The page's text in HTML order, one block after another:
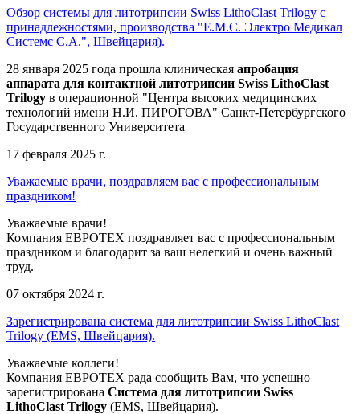
Обзор системы для литотрипсии Swiss LithoClast Trilogy с
принадлежностями, производства "Е.М.С. Электро Медикал
Системс С.А.", Швейцария).
28 января 2025 года прошла клиническая апробация
аппарата для контактной литотрипсии Swiss LithoClast
Trilogy в операционной "Центра высоких медицинских
технологий имени Н.И. ПИРОГОВА" Санкт-Петербургского
Государственного Университета
17 февраля 2025 г.
Уважаемые врачи, поздравляем вас с профессиональным
праздником!
Уважаемые врачи!
Компания ЕВРОТЕХ поздравляет вас с профессиональным
праздником и благодарит за ваш нелегкий и очень важный
труд.
07 октября 2024 г.
Зарегистрирована система для литотрипсии Swiss LithoClast
Trilogy (EMS, Швейцария).
Уважаемые коллеги!
Компания ЕВРОТЕХ рада сообщить Вам, что успешно
зарегистрирована Система для литотрипсии Swiss
LithoClast Trilogy (EMS, Швейцария).